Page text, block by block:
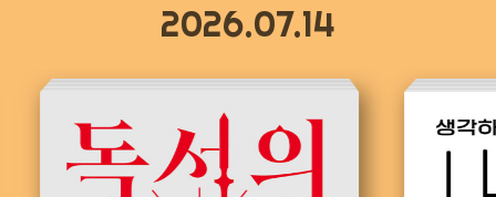
2026.07.14